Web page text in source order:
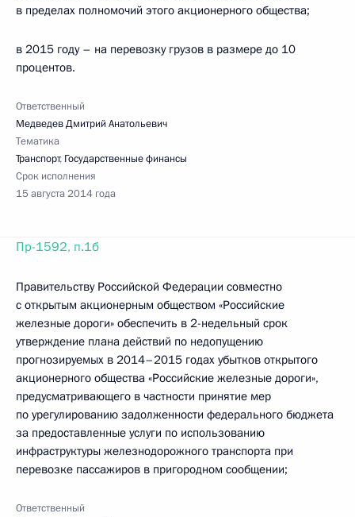
в пределах полномочий этого акционерного общества;
в 2015 году – на перевозку грузов в размере до 10
процентов.
Ответственный
Медведев Дмитрий Анатольевич
Тематика
Транспорт, Государственные финансы
Срок исполнения
15 августа 2014 года
Пр-1592, п.1б
Правительству Российской Федерации совместно
с открытым акционерным обществом «Российские
железные дороги» обеспечить в 2-недельный срок
утверждение плана действий по недопущению
прогнозируемых в 2014–2015 годах убытков открытого
акционерного общества «Российские железные дороги»,
предусматривающего в частности принятие мер
по урегулированию задолженности федерального бюджета
за предоставленные услуги по использованию
инфраструктуры железнодорожного транспорта при
перевозке пассажиров в пригородном сообщении;
Ответственный